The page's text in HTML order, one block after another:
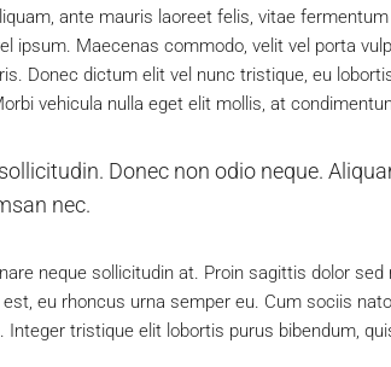
ante mauris laoreet felis, vitae
ipsum. Maecenas commodo, velit vel porta
Donec dictum elit vel nunc tristique, eu
vehicula nulla eget elit mollis, at
Donec non odio neque.
nec.
neque sollicitudin at. Proin sagittis dolor
eu rhoncus urna semper eu. Cum sociis
Integer tristique elit lobortis purus bibendum,